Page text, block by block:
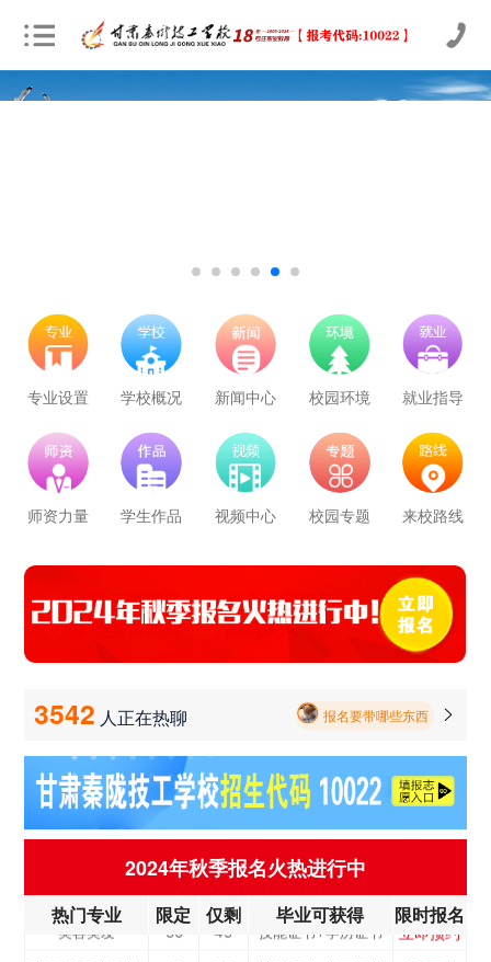
专业设置 学校概况 新闻中心 校园环境 就业指导
师资力量 学生作品 视频中心 校园专题 来校路线
3542 人正在热聊
学校里面的漂亮女孩子多不多呀
报名要带哪些东西
毕业以后的就业率怎么样呀
学校环境怎么样啊 视频上看上去还挺不 错的 有实地去看过的么
学校里面的漂亮女孩子多不多呀
报名要带哪些东西 
2024年秋季报名火热进行中
热门专业 限定 仅剩 毕业可获得 限时报名
农业机械运维 30 27 技能证书+学历证书 立即预约
通信运营服务 30 27 技能证书+学历证书 立即预约
立即预约
轨道交通车辆运检 50 45 技能证书+学历证书 立即预约
铁路客运服务 150 135 技能证书+学历证书 立即预约
新能源汽车技术 技能证书+学历证书
电子商务 30 27 技能证书+学历证书 立即预约
电梯工程技术 30 27 技能证书+学历证书 立即预约
美容美发 50 45 技能证书+学历证书 立即预约